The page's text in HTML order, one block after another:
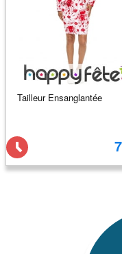
Tailleur Ensanglantée